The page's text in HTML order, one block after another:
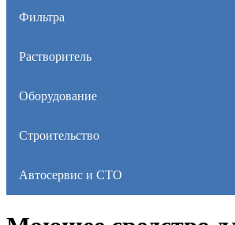
Фильтра
Растворитель
Оборудование
Строительство
Автосервис и СТО